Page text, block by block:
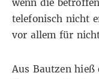
wenn die
telefonisch nicht
vor allem für
Aus Bautzen hieß